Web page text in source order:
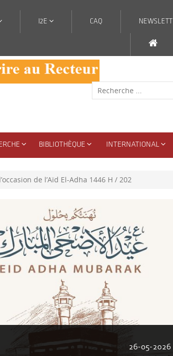
CAQ
I2E
BIBLIOTHÈQUE INTERNATIONAL
de l’Aïd El-Adha 1446 H / 202
26-05-2026